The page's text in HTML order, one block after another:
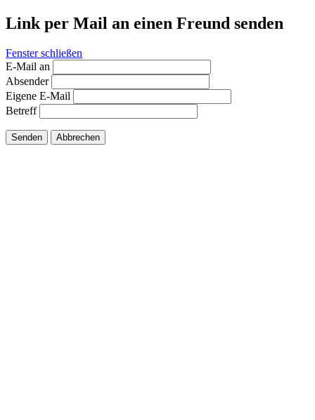
Link per Mail an einen Freund senden
Fenster schließen
E-Mail an
Absender
Eigene E-Mail
Betreff
Senden Abbrechen